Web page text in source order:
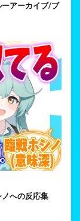
アーカイブ/ブ
への反応集